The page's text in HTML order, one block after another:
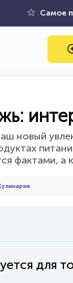
Самое
новый
фактами, а
для